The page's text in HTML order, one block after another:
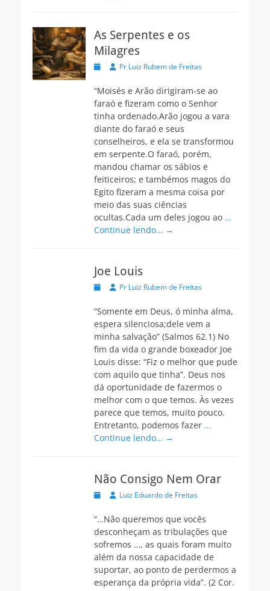
As Serpentes e os
Milagres
Postada
AutorPr Luiz Rubem de Freitas
“Moisés e Arão dirigiram-se ao
faraó e fizeram como o Senhor
tinha ordenado.Arão jogou a vara
diante do faraó e seus
conselheiros, e ela se transformou
em serpente.O faraó, porém,
mandou chamar os sábios e
feiticeiros; e tambémos magos do
Egito fizeram a mesma coisa por
meio das suas ciências
ocultas.Cada um deles jogou ao …
Continue lendo… →
Joe Louis
Postada
AutorPr Luiz Rubem de Freitas
“Somente em Deus, ó minha alma,
espera silenciosa;dele vem a
minha salvação” (Salmos 62.1) No
fim da vida o grande boxeador Joe
Louis disse: “Fiz o melhor que pude
com aquilo que tinha”. Deus nos
dá oportunidade de fazermos o
melhor com o que temos. Às vezes
parece que temos, muito pouco.
Entretanto, podemos fazer …
Continue lendo… →
Não Consigo Nem Orar
Postada
AutorLuiz Eduardo de Freitas
“…Não queremos que vocês
desconheçam as tribulações que
sofremos …, as quais foram muito
além da nossa capacidade de
suportar, ao ponto de perdermos a
esperança da própria vida”. (2 Cor.